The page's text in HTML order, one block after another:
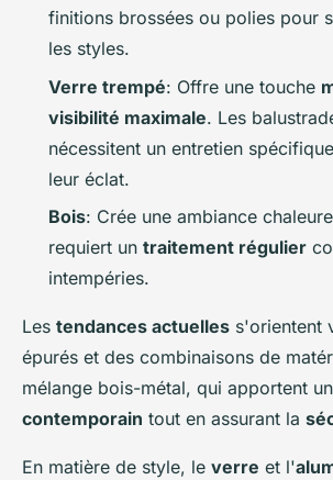
finitions brossées ou polies pour
les styles.
Verre trempé: Offre une touche
visibilité maximale. Les
nécessitent un entretien
leur éclat.
Bois: Crée une ambiance
requiert un traitement régulier
intempéries.
Les tendances actuelles s'orientent
épurés et des combinaisons de
mélange bois-métal, qui apportent
contemporain tout en assurant la
En matière de style, le verre et l'